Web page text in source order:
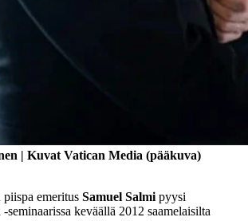
| Kuvat Vatican Media (pääkuva)
emeritus Samuel Salmipyysi
-seminaarissa keväällä 2012 saamelaisilta